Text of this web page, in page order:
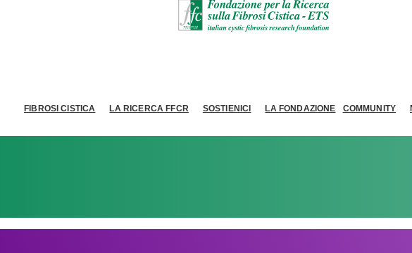
FIBROSI CISTICA LA RICERCA FFCR SOSTIENICI LA FONDAZIONE COMMUNITY